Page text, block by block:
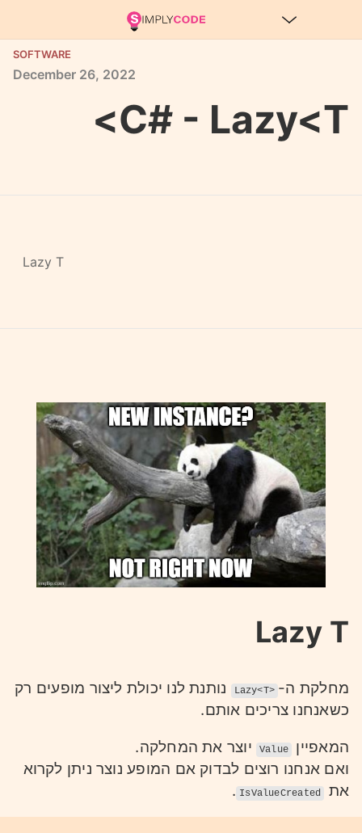
SOFTWARE
December 26, 2022
C# - Lazy<T>
Lazy T
Lazy T
מחלקת ה- Lazy<T>
נותנת לנו יכולת ליצור מופעים רק
כשאנחנו צריכים אותם.
המאפיין
Value יוצר את המחלקה.
ואם אנחנו רוצים לבדוק אם המופע נוצר ניתן לקרוא
את
IsValueCreated
.